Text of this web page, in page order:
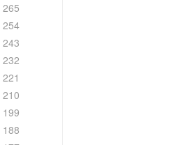
265
254
243
232
221
210
199
188